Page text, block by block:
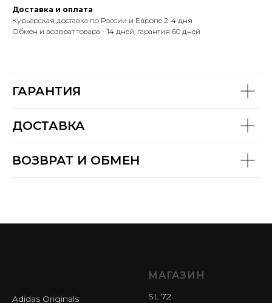
Доставка и оплата
Курьерская доставка по России и Европе 2-4 дня
Обмен и возврат товара - 14 дней, гарантия 60 дней
ГАРАНТИЯ
ДОСТАВКА
ВОЗВРАТ И ОБМЕН
Adidas Originals
МАГАЗИН
SL 72